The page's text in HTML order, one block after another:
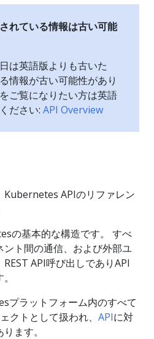
れている情報は古い可能
は英語版よりも古いた
情報が古い可能性があり
ご覧になりたい方は英語
ださい: API Overview
Kubernetes APIのリファレン
の基本的な構造です。 すべ
ント間の通信、および外部ユ
API呼び出しでありAPI
プラットフォーム内のすべて
クトとして扱われ、 APIに対
ます。